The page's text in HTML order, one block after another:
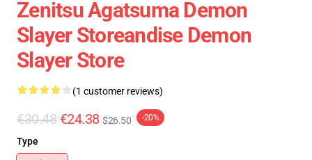
Zenitsu Agatsuma Demon
Slayer Storeandise Demon
Slayer Store
(1 customer reviews)
€30.48 €24.38 $26.50 -20%
Type